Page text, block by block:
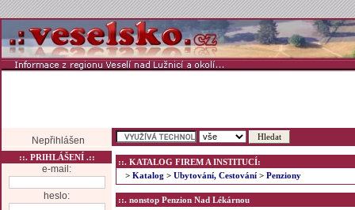
Nepřihlášen
::. PRIHLÁŠENÍ .::
e-mail:
heslo:
::. KATALOG FIREM A INSTITUCÍ:
> Katalog > Ubytování, Cestování > Penziony
::. nonstop Penzion Nad Lékárnou